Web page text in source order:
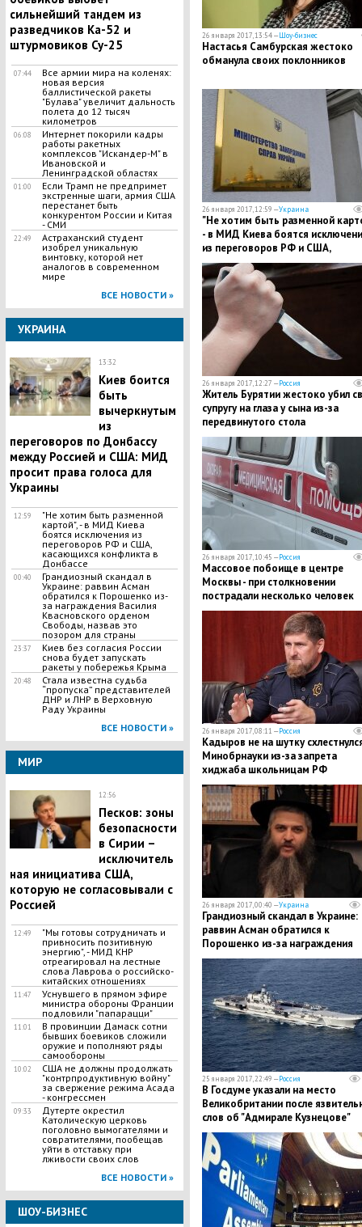
сильнейший тандем из
разведчиков Ка-52 и
штурмовиков Су-25
07:44
Все армии мира на коленях:
новая версия
баллистической ракеты
"Булава" увеличит дальность
полета до 12 тысяч
километров
06:08
Интернет покорили кадры
работы ракетных
комплексов "Искандер-М" в
Ивановской и
Ленинградской областях
01:00
Если Трамп не предпримет
экстренные шаги, армия США
перестанет быть
конкурентом России и Китая
- СМИ
22:49
Астраханский студент
изобрел уникальную
винтовку, которой нет
аналогов в современном
мире
ВСЕ НОВОСТИ »
УКРАИНА
13:32
Киев боится
быть
вычеркнутым
из
переговоров по Донбассу
между Россией и США: МИД
просит права голоса для
Украины
12:59
"Не хотим быть разменной
картой", - в МИД Киева
боятся исключения из
переговоров РФ и США,
касающихся конфликта в
Донбассе
00:40
​Грандиозный скандал в
Украине: раввин Асман
обратился к Порошенко из-
за награждения Василия
Квасновского орденом
Свободы, назвав это
позором для страны
23:37
Киев без согласия России
снова будет запускать
ракеты у побережья Крыма
20:48
Стала известна судьба
“пропуска” представителей
ДНР и ЛНР в Верховную
Раду Украины
ВСЕ НОВОСТИ »
МИР
12:56
Песков: зоны
безопасности
в Сирии –
исключитель
ная инициатива США,
которую не согласовывали с
Россией
12:49
"Мы готовы сотрудничать и
привносить позитивную
энергию", - МИД КНР
отреагировал на лестные
слова Лаврова о российско-
китайских отношениях
11:47
Уснувшего в прямом эфире
министра обороны Франции
подловили "папарацци"
11:01
В провинции Дамаск сотни
бывших боевиков сложили
оружие и пополняют ряды
самообороны
10:02
США не должны продолжать
"контрпродуктивную войну"
за свержение режима Асада
- конгрессмен
09:33
Дутерте окрестил
Католическую церковь
поголовно вымогателями и
совратителями, пообещав
уйти в отставку при
лживости своих слов
ВСЕ НОВОСТИ »
ШОУ-БИЗНЕС
26 января 2017, 13:54 —Шоу-бизнес
Настасья Самбурская жестоко
обманула своих поклонников
26 января 2017, 12:59 —Украина
"Не хотим быть разменной
- в МИД Киева боятся
из переговоров РФ и США,
касающихся конфликта в
26 января 2017, 12:27 —Россия
Житель Бурятии жестоко убил
супругу на глаза у сына из-за
передвинутого стола
26 января 2017, 10:45 —Россия
Массовое побоище в центре
Москвы - при столкновении
пострадали несколько человек
26 января 2017, 08:11 —Россия
Кадыров не на шутку
Минобрнауки из-за запрета
хиджаба школьницам РФ
26 января 2017, 00:40 —Украина
​Грандиозный скандал в Украине:
раввин Асман обратился к
Порошенко из-за награждения
Василия Квасновского орденом
Свободы, назвав это позором
страны
25 января 2017, 22:49 —Россия
В Госдуме указали на место
Великобритании после
слов об "Адмирале Кузнецове"